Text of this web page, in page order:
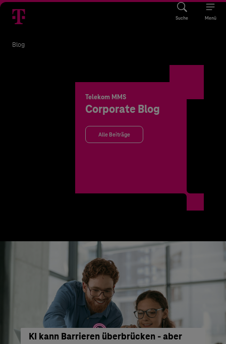
Suche Menü
Blog
Telekom MMS
Corporate Blog
Alle Beiträge
KI kann Barrieren überbrücken - aber